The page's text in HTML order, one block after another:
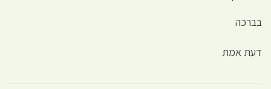
בברכה
דעת אמת